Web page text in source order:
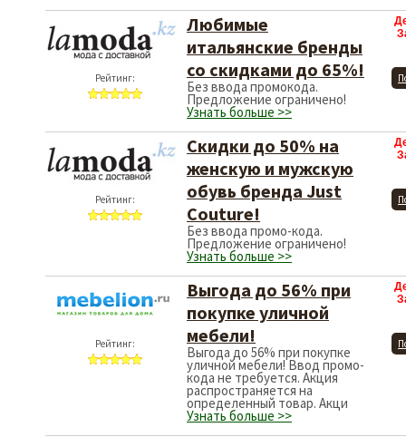
Рейтинг:
Любимые
итальянские бренды
со скидками до 65%!
Без ввода промокода.
Предложение ограничено!
Узнать больше >>
Рейтинг:
Скидки до 50% на
женскую и мужскую
обувь бренда Just
Couture!
Без ввода промо-кода.
Предложение ограничено!
Узнать больше >>
Рейтинг:
Выгода до 56% при
покупке уличной
мебели!
Выгода до 56% при покупке
уличной мебели! Ввод промо-
кода не требуется. Акция
распространяется на
определенный товар. Акци
Узнать больше >>